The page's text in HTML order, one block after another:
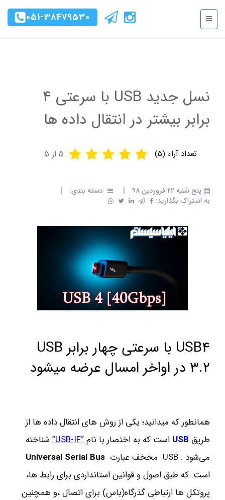
051-38479530
نسل جدید USB با سرعتی 4
برابر بیشتر در انتقال داده ها
تعداد آراء (5
)
5 از 5
پنج شنبه ۲۲ فروردین ۹۸ | دسته بندی:
|
به اشتراک بگذارید:
USB4 با سرعتی چهار برابر USB
3.2 در اواخر امسال عرضه میشود
همانطور که میدانید؛ یکی از روش های انتقال داده ها از
طریق USB است که به اختصار با نام“USB-IF”
شناخته
می‌شود . USB مخخف عبارت
Universal Serial Bus
است. که طبق اصول و قوانین استانداردی برای رابط ها،
پروتکل ها ارتباطی گذرگاه(باس) برای اتصال ،و همچنین